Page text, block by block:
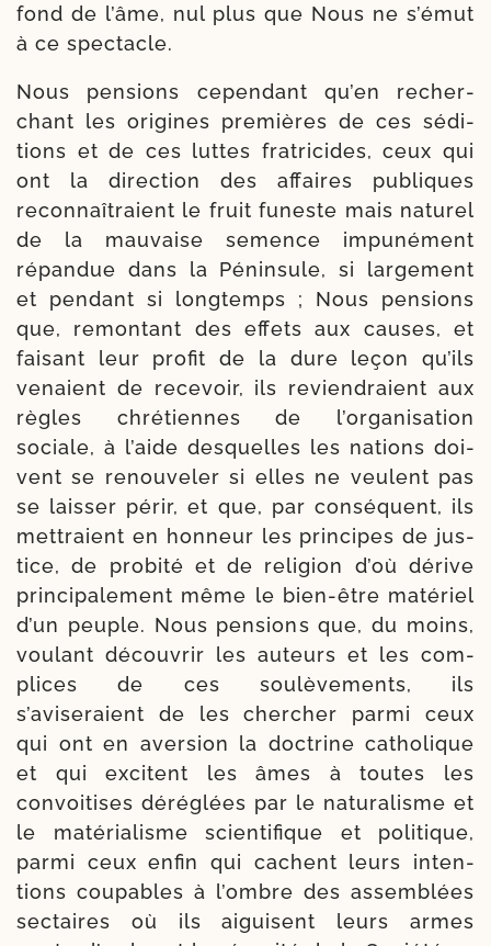
fond de l’âme, nul plus que Nous ne s’émut
à ce spectacle.
Nous pen­sions cepen­dant qu’en recher­
chant les ori­gines pre­mières de ces sédi­
tions et de ces luttes fra­tri­cides, ceux qui
ont la direc­tion des affaires publiques
recon­naî­traient le fruit funeste mais natu­rel
de la mau­vaise semence impu­né­ment
répan­due dans la Péninsule, si lar­ge­ment
et pen­dant si long­temps ; Nous pen­sions
que, remon­tant des effets aux causes, et
fai­sant leur pro­fit de la dure leçon qu’ils
venaient de rece­voir, ils revien­draient aux
règles chré­tiennes de l’organisation
sociale, à l’aide des­quelles les nations doi­
vent se renou­ve­ler si elles ne veulent pas
se lais­ser périr, et que, par consé­quent, ils
met­traient en hon­neur les prin­cipes de jus­
tice, de pro­bi­té et de reli­gion d’où dérive
prin­ci­pa­le­ment même le bien-​être maté­riel
d’un peuple. Nous pen­sions que, du moins,
vou­lant décou­vrir les auteurs et les com­
plices de ces sou­lè­ve­ments, ils
s’aviseraient de les cher­cher par­mi ceux
qui ont en aver­sion la doc­trine catho­lique
et qui excitent les âmes à toutes les
convoi­tises déré­glées par le natu­ra­lisme et
le maté­ria­lisme scien­ti­fique et poli­tique,
par­mi ceux enfin qui cachent leurs inten­
tions cou­pables à l’ombre des assem­blées
sec­taires où ils aiguisent leurs armes